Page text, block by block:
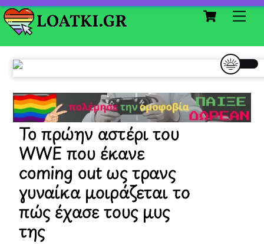
Skip
to
content
Cart
To πρώην αστέρι του
WWE που έκανε
coming out ως τρανς
γυναίκα μοιράζεται το
πώς έχασε τους μυς
της